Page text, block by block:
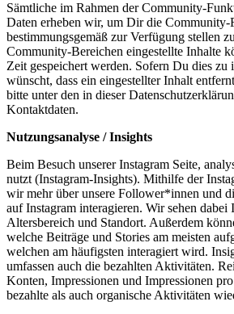
Sämtliche im Rahmen der Community-
Daten erheben wir, um Dir die Community-
bestimmungsgemäß zur Verfügung stellen
Community-Bereichen eingestellte Inhalte
Zeit gespeichert werden. Sofern Du dies zu
wünscht, dass ein eingestellter Inhalt
bitte unter den in dieser
Kontaktdaten.
Nutzungsanalyse / Insights
Beim Besuch unserer Instagram Seite,
nutzt (Instagram-Insights). Mithilfe der
wir mehr über unsere Follower*innen und
auf Instagram interagieren. Wir sehen dabei
Altersbereich und Standort. Außerdem
welche Beiträge und Stories am meisten
welchen am häufigsten interagiert wird.
umfassen auch die bezahlten Aktivitäten.
Konten, Impressionen und Impressionen
bezahlte als auch organische Aktivitäten